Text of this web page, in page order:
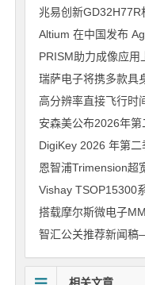
Altium 在中国发布
安森美公布2026年第